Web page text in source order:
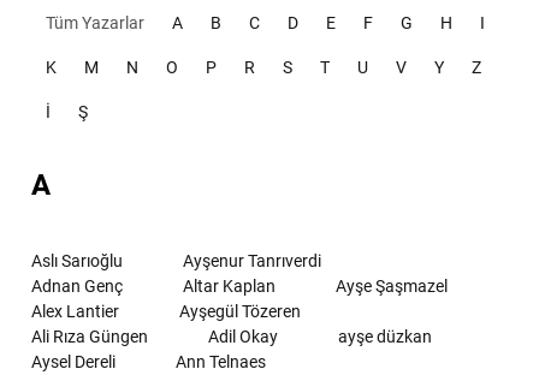
Tüm Yazarlar A B C D E F G H I
K M N O P R S T U V Y Z
İ Ş
A
Aslı Sarıoğlu
Ayşenur Tanrıverdi
Adnan Genç
Altar Kaplan
Ayşe Şaşmazel
Alex Lantier
Ayşegül Tözeren
Ali Rıza Güngen
Adil Okay
ayşe düzkan
Aysel Dereli
Ann Telnaes